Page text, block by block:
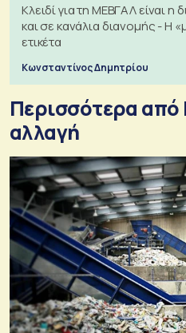
Κλειδί για τη ΜΕΒΓΑΛ είναι η
και σε κανάλια διανομής - Η
ετικέτα
Κωνσταντίνος Δημητρίου
Περισσότερα από
αλλαγή